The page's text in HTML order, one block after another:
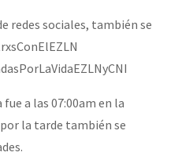
redes sociales, también se
a las 07:00am en la
la tarde también se